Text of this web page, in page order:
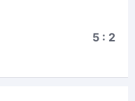
5 : 2